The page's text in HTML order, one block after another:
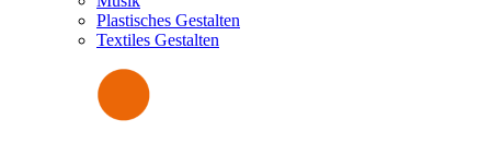
Plastisches Gestalten
Textiles Gestalten